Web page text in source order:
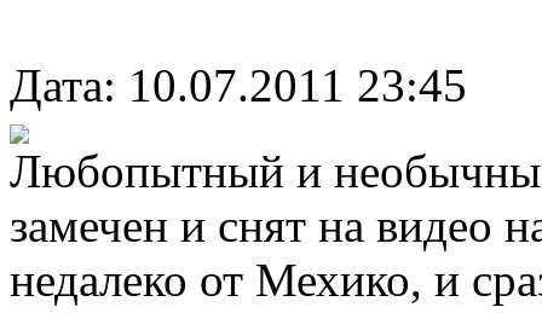
Дата: 10.07.2011 23:45
Любопытный и
замечен и снят на видео
недалеко от Мехико, и